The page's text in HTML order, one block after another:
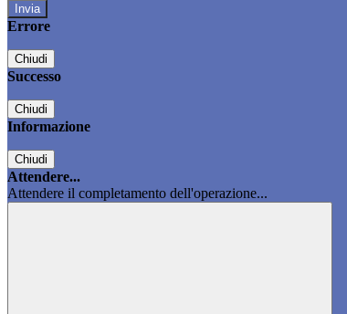
Errore
Chiudi
Successo
Chiudi
Informazione
Chiudi
Attendere...
Attendere il completamento dell'operazione...